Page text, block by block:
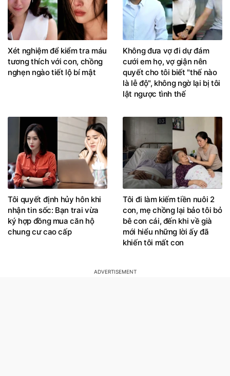
Xét nghiệm để kiểm tra máu
tương thích với con, chồng
nghẹn ngào tiết lộ bí mật
Không đưa vợ đi dự đám
cưới em họ, vợ giận nên
quyết cho tôi biết "thế nào
là lễ độ", không ngờ lại bị tôi
lật ngược tình thế
Tôi quyết định hủy hôn khi
nhận tin sốc: Bạn trai vừa
ký hợp đồng mua căn hộ
chung cư cao cấp
Tôi đi làm kiếm tiền nuôi 2
con, mẹ chồng lại bảo tôi bỏ
bê con cái, đến khi về già
mới hiểu những lời ấy đã
khiến tôi mất con